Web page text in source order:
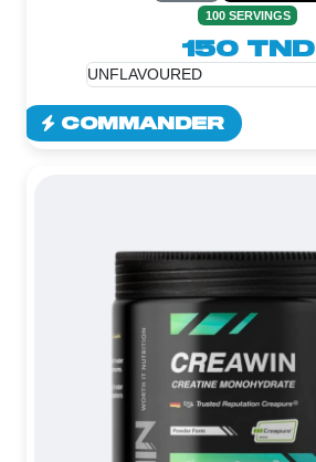
100 SERVINGS
150 TND
COMMANDER